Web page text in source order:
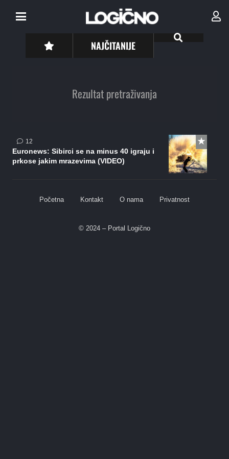
NAJČITANIJE
Rezultat pretraživanja
12komentara
Euronews: Sibirci se na minus 40 igraju i
prkose jakim mrazevima (VIDEO)
Početna Kontakt O nama Privatnost
© 2024 – Portal Logično